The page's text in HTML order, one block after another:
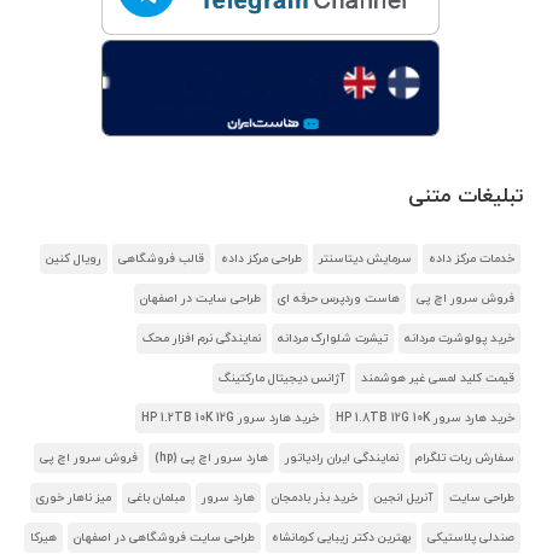
تبلیغات متنی
خدمات مرکز داده سرمایش دیتاسنتر طراحی مرکز داده قالب فروشگاهی رویال کنین
فروش سرور اچ پی هاست وردپرس حرفه ای طراحی سایت در اصفهان
خرید پولوشرت مردانه تیشرت شلوارک مردانه نمایندگی نرم افزار محک
قیمت کلید لمسی غیر هوشمند آژانس دیجیتال مارکتینگ
خرید هارد سرور HP 1.8TB 12G 10K خرید هارد سرور HP 1.2TB 10K 12G
سفارش ربات تلگرام نمایندگی ایران رادیاتور هارد سرور اچ پی (hp) فروش سرور اچ پی
طراحی سایت آنریل انجین خرید بذر بادمجان هارد سرور مبلمان باغی میز ناهار خوری
صندلی پلاستیکی بهترین دکتر زیبایی کرمانشاه طراحی سایت فروشگاهی در اصفهان هیرکا